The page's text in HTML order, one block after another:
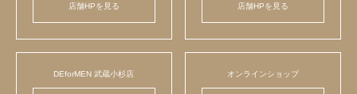
店舗HPを見る 店舗HPを見る
DEforMEN 武蔵小杉店 オンラインショップ